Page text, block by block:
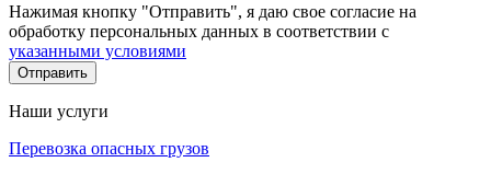
Нажимая кнопку "Отправить", я даю свое согласие на
обработку персональных данных в соответствии с
указанными условиями
Отправить
Наши услуги
Перевозка опасных грузов